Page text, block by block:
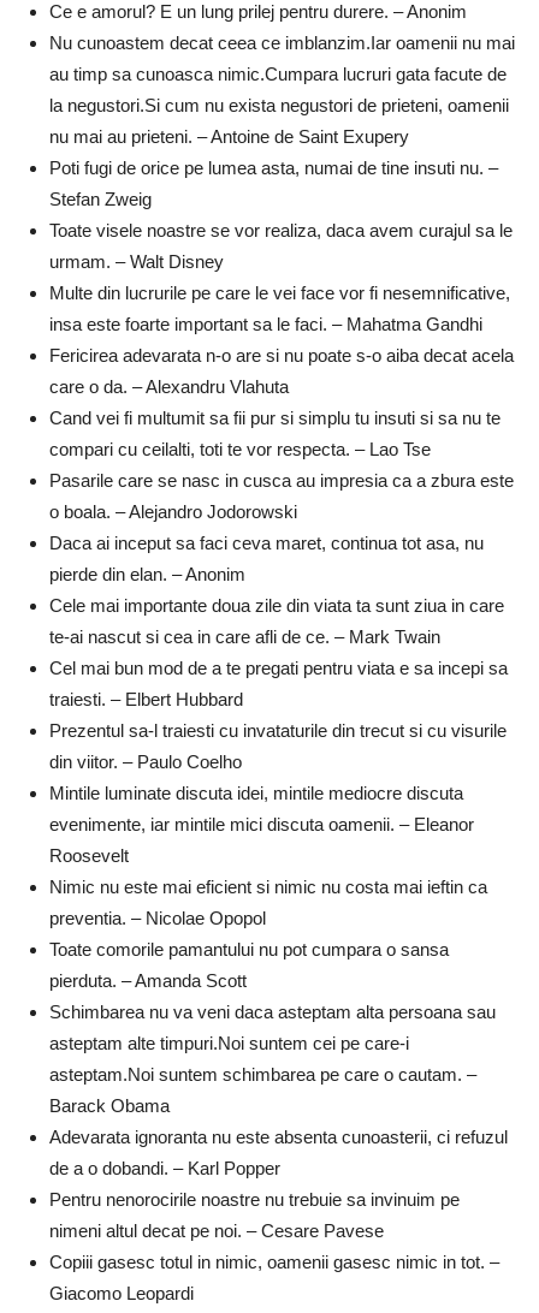
Ce e amorul? E un lung prilej pentru durere. – Anonim
Nu cunoastem decat ceea ce imblanzim.Iar oamenii nu mai
au timp sa cunoasca nimic.Cumpara lucruri gata facute de
la negustori.Si cum nu exista negustori de prieteni, oamenii
nu mai au prieteni. – Antoine de Saint Exupery
Poti fugi de orice pe lumea asta, numai de tine insuti nu. –
Stefan Zweig
Toate visele noastre se vor realiza, daca avem curajul sa le
urmam. – Walt Disney
Multe din lucrurile pe care le vei face vor fi nesemnificative,
insa este foarte important sa le faci. – Mahatma Gandhi
Fericirea adevarata n-o are si nu poate s-o aiba decat acela
care o da. – Alexandru Vlahuta
Cand vei fi multumit sa fii pur si simplu tu insuti si sa nu te
compari cu ceilalti, toti te vor respecta. – Lao Tse
Pasarile care se nasc in cusca au impresia ca a zbura este
o boala. – Alejandro Jodorowski
Daca ai inceput sa faci ceva maret, continua tot asa, nu
pierde din elan. – Anonim
Cele mai importante doua zile din viata ta sunt ziua in care
te-ai nascut si cea in care afli de ce. – Mark Twain
Cel mai bun mod de a te pregati pentru viata e sa incepi sa
traiesti. – Elbert Hubbard
Prezentul sa-l traiesti cu invataturile din trecut si cu visurile
din viitor. – Paulo Coelho
Mintile luminate discuta idei, mintile mediocre discuta
evenimente, iar mintile mici discuta oamenii. – Eleanor
Roosevelt
Nimic nu este mai eficient si nimic nu costa mai ieftin ca
preventia. – Nicolae Opopol
Toate comorile pamantului nu pot cumpara o sansa
pierduta. – Amanda Scott
Schimbarea nu va veni daca asteptam alta persoana sau
asteptam alte timpuri.Noi suntem cei pe care-i
asteptam.Noi suntem schimbarea pe care o cautam. –
Barack Obama
Adevarata ignoranta nu este absenta cunoasterii, ci refuzul
de a o dobandi. – Karl Popper
Pentru nenorocirile noastre nu trebuie sa invinuim pe
nimeni altul decat pe noi. – Cesare Pavese
Copiii gasesc totul in nimic, oamenii gasesc nimic in tot. –
Giacomo Leopardi